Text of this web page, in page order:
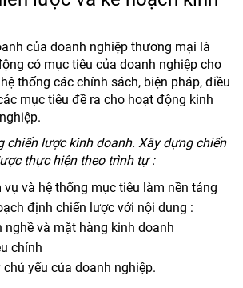
của doanh nghiệp thương mại là
có mục tiêu của doanh nghiệp cho
thống các chính sách, biện pháp, điều
mục tiêu đề ra cho hoạt động kinh
chiến lược kinh doanh. Xây dựng chiến
thực hiện theo trình tự :
và hệ thống mục tiêu làm nền tảng
định chiến lược với nội dung :
nghề và mặt hàng kinh doanh
chính
yếu của doanh nghiệp.